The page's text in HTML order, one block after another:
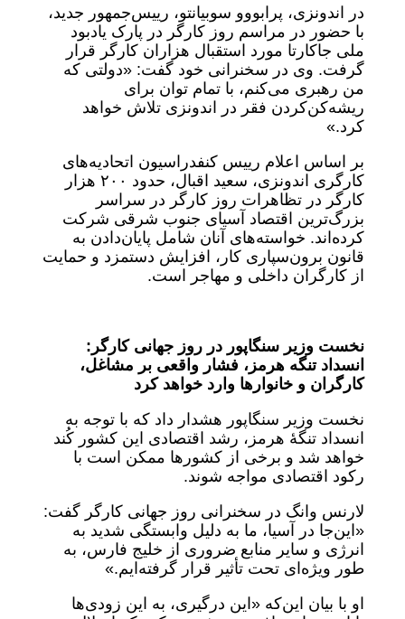
در اندونزی، پرابووو سوبیانتو، رییس‌جمهور جدید،
با حضور در مراسم روز کارگر در پارک یادبود
ملی جاکارتا مورد استقبال هزاران کارگر قرار
گرفت. وی در سخنرانی خود گفت: «دولتی که
من رهبری می‌کنم، با تمام توان برای
ریشه‌کن‌کردن فقر در اندونزی تلاش خواهد
کرد.»
بر اساس اعلام رییس کنفدراسیون اتحادیه‌های
کارگری اندونزی، سعید اقبال، حدود ۲۰۰ هزار
کارگر در تظاهرات روز کارگر در سراسر
بزرگ‌ترین اقتصاد آسیای جنوب شرقی شرکت
کرده‌اند. خواسته‌های آنان شامل پایان‌دادن به
قانون برون‌سپاری کار، افزایش دستمزد و حمایت
از کارگران داخلی و مهاجر است.
نخست وزیر سنگاپور در روز جهانی کارگر:
انسداد تنگه هرمز، فشار واقعی بر مشاغل،
کارگران و خانوارها وارد خواهد کرد
نخست وزیر سنگاپور هشدار داد که با توجه به
انسداد تنگۀ هرمز، رشد اقتصادی این کشور کُند
خواهد شد و برخی از کشورها ممکن است با
رکود اقتصادی مواجه شوند.
لارنس وانگ در سخنرانی روز جهانی کارگر گفت:
«این‌جا در آسیا، ما به دلیل وابستگی شدید به
انرژی و سایر منابع ضروری از خلیج فارس، به
طور ویژه‌ای تحت تأثیر قرار گرفته‌ایم.»
او با بیان این‌که «این درگیری، به این زودی‌ها